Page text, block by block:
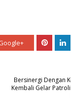
Bersinergi Dengan
Kembali Gelar